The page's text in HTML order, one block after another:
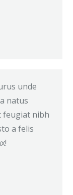
unde
natus
feugiat nibh
a felis